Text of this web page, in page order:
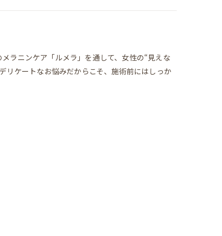
ラニンケア「ルメラ」を通して、女性の“見えな
トなお悩みだからこそ、施術前にはしっか